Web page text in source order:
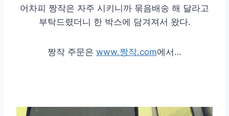
어차피 짱작은 자주 시키니까 묶음배송 해 달라고
부탁드렸더니 한 박스에 담겨져서 왔다.
짱작 주문은 www.짱작.com에서…